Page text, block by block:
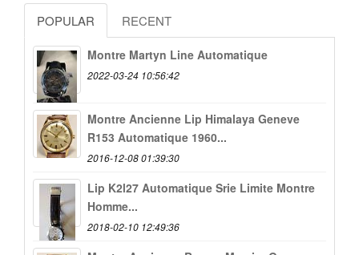
POPULAR RECENT
Montre Martyn Line Automatique
2022-03-24 10:56:42
Montre Ancienne Lip Himalaya Geneve
R153 Automatique 1960...
2016-12-08 01:39:30
Lip K2l27 Automatique Srie Limite Montre
Homme...
2018-02-10 12:49:36